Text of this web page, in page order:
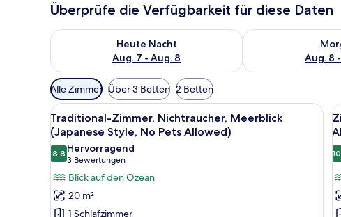
Überprüfe die Verfügbarkeit für diese Daten
Heute Nacht
Aug. 7 - Aug. 8
Überprüfe die Verfügbarkeit für heute Nacht, Aug. 7 -
Aug. 8
Überprüfe die
Verfügbare
Filter
für
Zimmer
Alle Zimmer Über 3 Betten 2 Betten
Alle
Fotos
für
Traditional-
Zimmer,
Nichtraucher,
Meerblick
Ein Hotelzimmer mit zwei Betten,
5
Traditional-Zimmer, Nichtraucher, Meerblick
(Japanese Style, No Pets Allowed)
8,88,8 von 10
Hervorragend
3 Bewertungen
(3
Bewertungen)
Blick auf den Ozean
20 m²
1 Schlafzimmer